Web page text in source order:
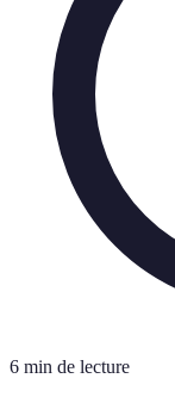
6 min de lecture